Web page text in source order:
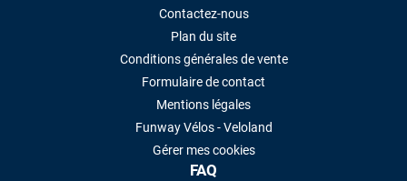
Contactez-nous
Plan du site
Conditions générales de vente
Formulaire de contact
Mentions légales
Funway Vélos - Veloland
Gérer mes cookies
FAQ